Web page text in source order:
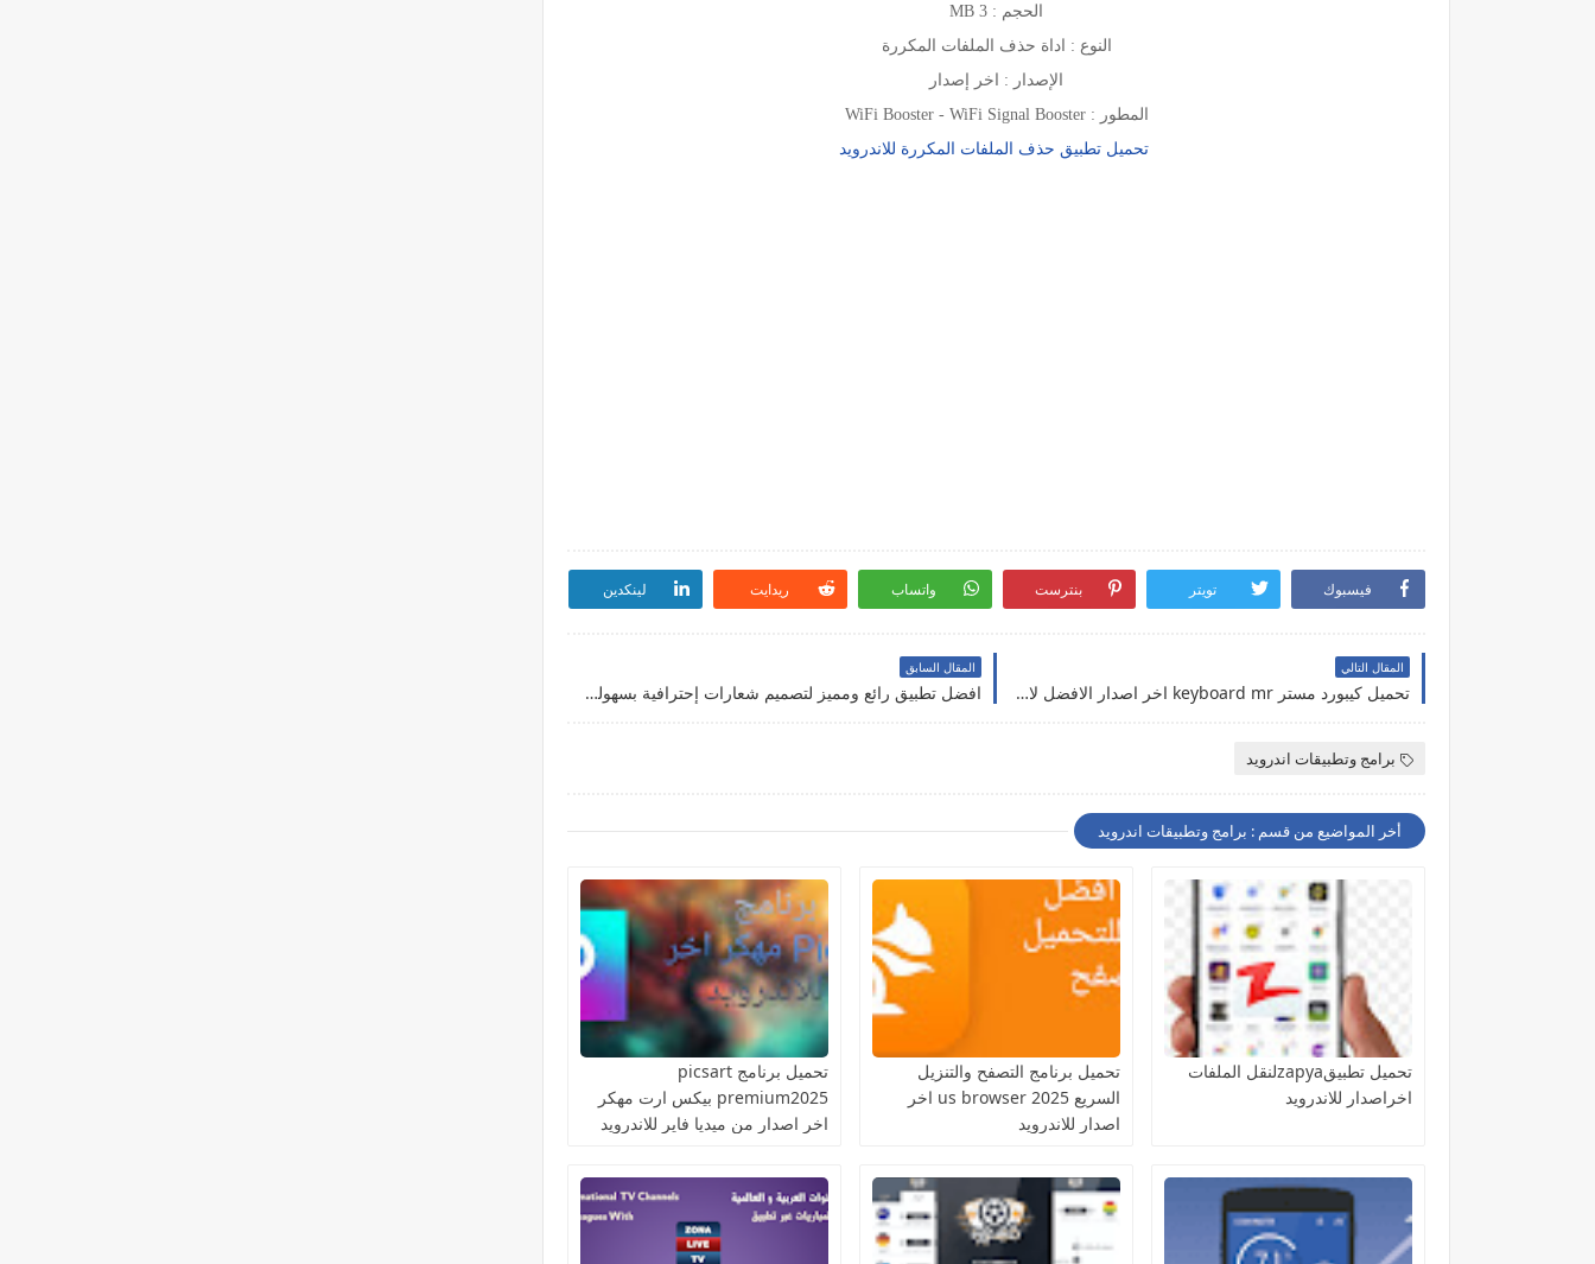
الحجم : 3 MB
النوع : اداة حذف الملفات المكررة
الإصدار : اخر إصدار
المطور : WiFi Booster - WiFi Signal Booster
تحميل تطبيق حذف الملفات المكررة للاندرويد
فيسبوك تويتر بنترست واتساب ريدايت لينكدين
المقال التالي
تحميل كيبورد مستر keyboard mr اخر اصدار الافضل لاجهزة الاندرويد مجانا
المقال السابق
افضل تطبيق رائع ومميز لتصميم شعارات إحترافية بسهولة مجانا للاندرويد
برامج وتطبيقات اندرويد
أخر المواضيع من قسم : برامج وتطبيقات اندرويد
تحميل تطبيقzapyaلنقل الملفات
اخراصدار للاندرويد
تحميل برنامج التصفح والتنزيل
السريع us browser 2025 اخر
اصدار للاندرويد
تحميل برنامج picsart
premium2025 بيكس ارت مهكر
اخر اصدار من ميديا فاير للاندرويد